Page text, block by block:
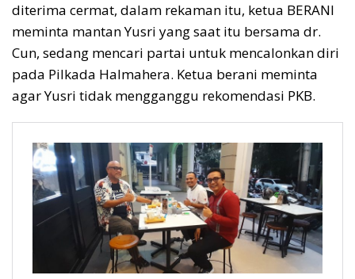
diterima cermat, dalam rekaman itu, ketua BERANI
meminta mantan Yusri yang saat itu bersama dr.
Cun, sedang mencari partai untuk mencalonkan diri
pada Pilkada Halmahera. Ketua berani meminta
agar Yusri tidak mengganggu rekomendasi PKB.